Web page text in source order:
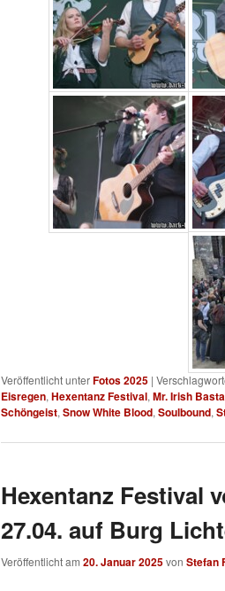
Veröffentlicht unterFotos 2025 |
Eisregen,Hexentanz Festival,Mr. Irish
Schöngeist,Snow White Blood,Soulbound,
Hexentanz Festival
27.04. auf Burg
Veröffentlicht am 20. Januar 2025von Stefan